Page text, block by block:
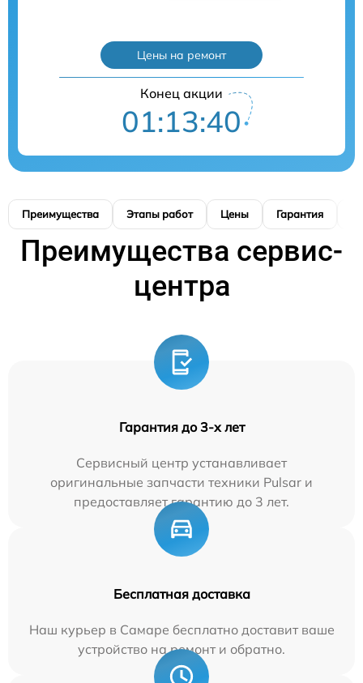
Цены на ремонт
Конец акции
01:13:39
Преимущества Этапы работ Цены Гарантия
Преимущества сервис-
центра
Гарантия до 3-х лет
Сервисный центр устанавливает
оригинальные запчасти техники Pulsar и
предоставляет гарантию до 3 лет.
Бесплатная доставка
Наш курьер в Самаре бесплатно доставит ваше
устройство на ремонт и обратно.